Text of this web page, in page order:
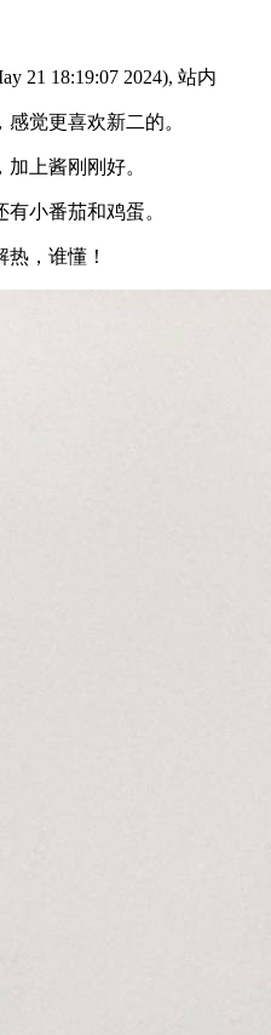
21 18:19:07 2024), 站内
觉更喜欢新二的。
上酱刚刚好。
小番茄和鸡蛋。
，谁懂！